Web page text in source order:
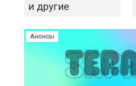
и другие
Анонсы